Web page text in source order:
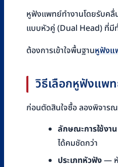
หูฟังแพทย์ทำงานโดยรับคลื่
แบบหัวคู่ (Dual Head) ที่มี
ต้องการเข้าใจพื้นฐานหูฟังแ
วิธีเลือกหูฟังแพ
ก่อนตัดสินใจซื้อ ลองพิจาร
ลักษณะการใช้งาน
ได้คมชัดกว่า
ประเภทหัวฟัง— หั